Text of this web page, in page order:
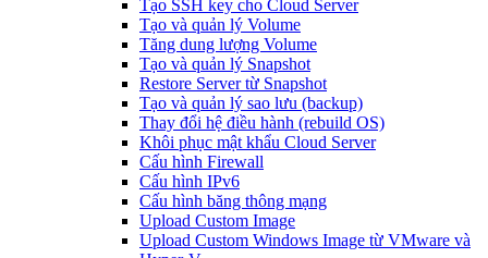
Tạo SSH key cho Cloud Server
Tạo và quản lý Volume
Tăng dung lượng Volume
Tạo và quản lý Snapshot
Restore Server từ Snapshot
Tạo và quản lý sao lưu (backup)
Thay đổi hệ điều hành (rebuild OS)
Khôi phục mật khẩu Cloud Server
Cấu hình Firewall
Cấu hình IPv6
Cấu hình băng thông mạng
Upload Custom Image
Upload Custom Windows Image từ VMware và